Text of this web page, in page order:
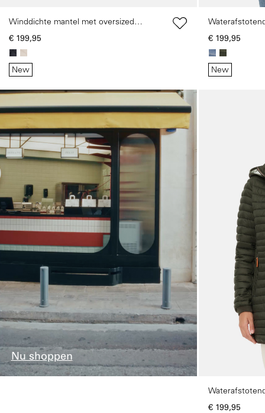
Nu shoppen
Winddichte mantel met oversized
pasvorm
€ 199,95
New
ritssluitingen
€ 199,95
New
ritssluitingen
€ 199,95